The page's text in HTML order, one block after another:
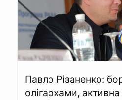
Павло Різаненко:
олігархами, активна